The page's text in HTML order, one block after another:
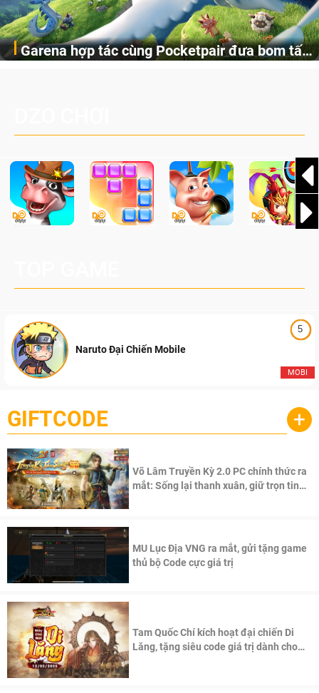
Garena hợp tác cùng Pocketpair đưa bom tấn
5
MOBI
Naruto Đại Chiến Mobile
GIFTCODE +
Võ Lâm Truyền Kỳ 2.0 PC chính thức ra
mắt: Sống lại thanh xuân, giữ trọn tinh
MU Lục Địa VNG ra mắt, gửi tặng game
thủ bộ Code cực giá trị
Tam Quốc Chí kích hoạt đại chiến Di
Lăng, tặng siêu code giá trị dành cho